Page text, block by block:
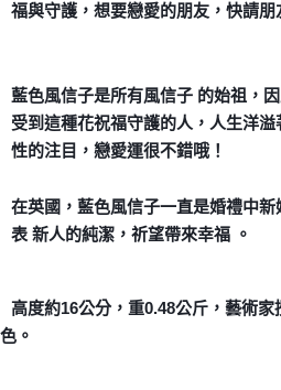
郵局幫你送（離島）
付款後門市自取
免運費
福與守護，想要戀愛的朋友，快請朋
藍色風信子是所有風信子 的始祖，
受到這種花祝福守護的人，人生洋
性的注目，戀愛運很不錯哦！
在英國，藍色風信子一直是婚禮中
表 新人的純潔，祈望帶來幸福 。
高度約16公分，重0.48公斤，藝術
色。